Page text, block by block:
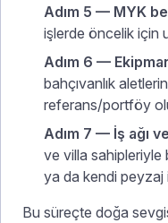
Adım 5 — MYK
işlerde öncelik için
Adım 6 —
bahçıvanlık
referans/portföy
Adım 7 — İş ağı
ve villa sahipleriyle
ya da kendi peyzaj
Bu süreçte doğa